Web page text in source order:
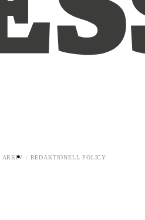
ARKIV REDAKTIONELL POLICY